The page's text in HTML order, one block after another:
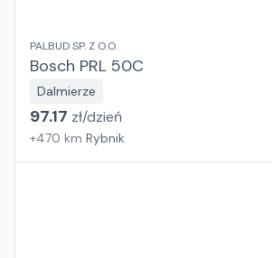
PALBUD SP. Z O.O.
Bosch PRL 50C
Dalmierze
97.17 zł/dzień
+470 km Rybnik